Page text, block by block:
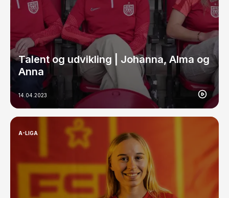
Talent og udvikling | Johanna, Alma og
Anna
14.04.2023
A-LIGA